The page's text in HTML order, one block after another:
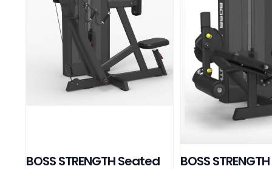
BOSS STRENGTH Seated
BOSS